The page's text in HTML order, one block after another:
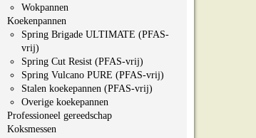
Wokpannen
Koekenpannen
Spring Brigade ULTIMATE (PFAS-
vrij)
Spring Cut Resist (PFAS-vrij)
Spring Vulcano PURE (PFAS-vrij)
Stalen koekepannen (PFAS-vrij)
Overige koekepannen
Professioneel gereedschap
Koksmessen